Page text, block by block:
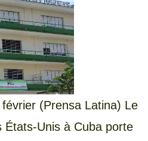
(Prensa Latina) Le
États-Unis à Cuba porte